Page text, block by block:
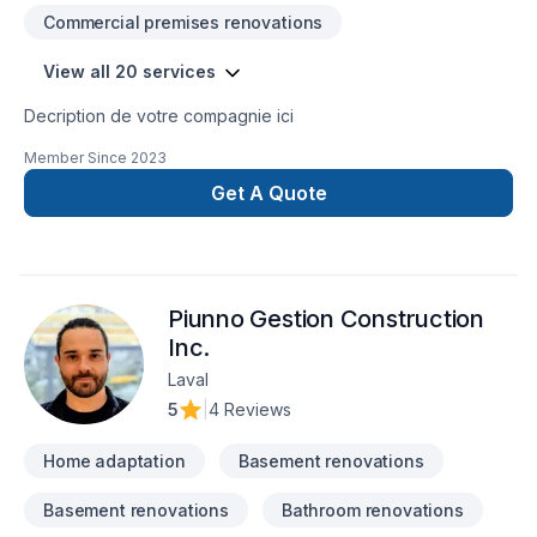
Commercial premises renovations
View all 20 services
Decription de votre compagnie ici
Member Since 2023
Get A Quote
Piunno Gestion Construction
Inc.
Laval
5
4 Reviews
Home adaptation Basement renovations
Basement renovations Bathroom renovations